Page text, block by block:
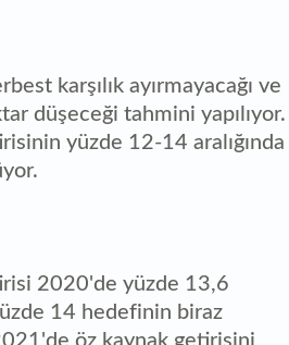
karşılık ayırmayacağı ve
düşeceği tahmini yapılıyor.
yüzde 12-14 aralığında
2020'de yüzde 13,6
14 hedefinin biraz